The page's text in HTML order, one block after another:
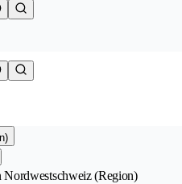
(Region)